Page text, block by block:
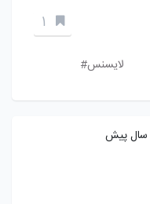
1
لایسنس#